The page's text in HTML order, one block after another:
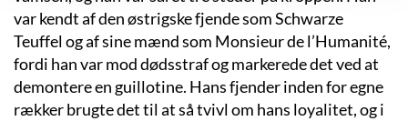
var kendt af den østrigske fjende som Schwarze
Teuffel og af sine mænd som Monsieur de l’Humanité,
fordi han var mod dødsstraf og markerede det ved at
demontere en guillotine. Hans fjender inden for egne
rækker brugte det til at så tvivl om hans loyalitet, og i